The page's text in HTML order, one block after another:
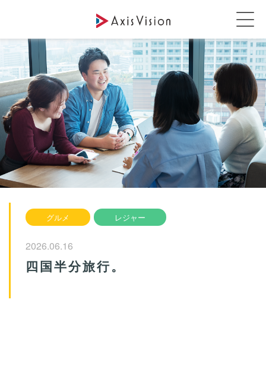
グルメ レジャー
2026.06.16
四国半分旅行。